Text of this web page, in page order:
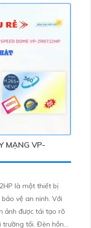
và sử dụng công
MẠNG VP-
là một thiết bị
vệ an ninh. Với
ảnh được tái tạo rõ
Đèn hồng